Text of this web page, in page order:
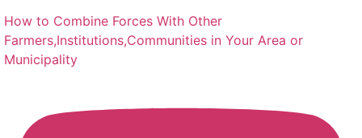
How to Combine Forces With Other
Farmers,Institutions,Communities in Your Area or
Municipality